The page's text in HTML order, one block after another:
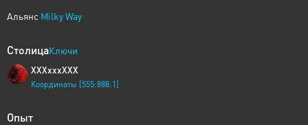
Альянс Milky Way
СтолицаКлючи
XXXxxxXXX
Координаты [555:888:1]
Опыт